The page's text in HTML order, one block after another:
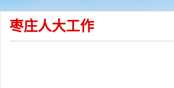
枣庄人大工作